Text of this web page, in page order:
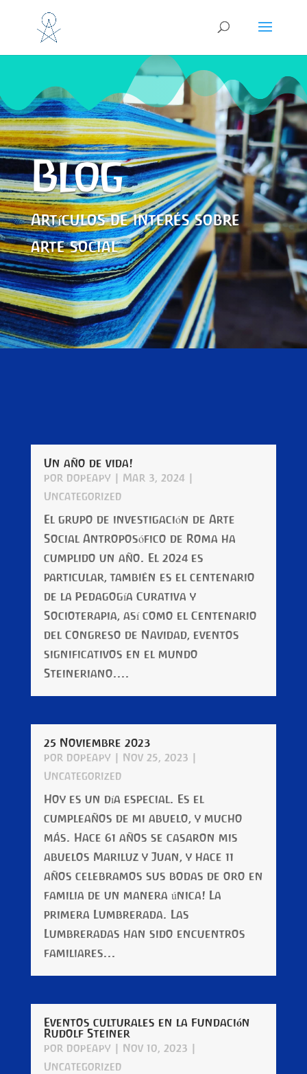
Blog
Artículos de interés sobre
arte social
Un año de vida!
por dopeapy| Mar 3, 2024|
Uncategorized
El grupo de investigación de Arte
Social Antroposófico de Roma ha
cumplido un año. El 2024 es
particular, también es el centenario
de la Pedagogía Curativa y
Socioterapia, así como el Centenario
del Congreso de Navidad, eventos
significativos en el mundo
Steineriano....
25 Noviembre 2023
por dopeapy| Nov 25, 2023 |
Uncategorized
Hoy es un día especial. Es el
cumpleaños de mi abuelo, y mucho
más. Hace 61 años se casaron mis
abuelos Mariluz y Juan, y hace 11
años celebramos sus bodas de oro en
familia de un manera única! La
primera Lumbrerada. Las
Lumbreradas han sido encuentros
familiares...
Eventos culturales en la Fundación
Rudolf Steiner
por dopeapy| Nov 10, 2023
Uncategorized